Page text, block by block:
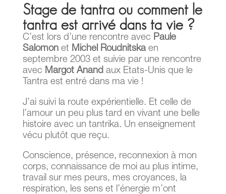
Stage de tantra ou comment le
tantra est arrivé dans ta vie ?
C’est lors d’une rencontre avec Paule
Salomonet Michel Roudnitskaen
septembre 2003 et suivie par une rencontre
avec Margot Anand aux Etats-Unis que le
Tantra est entré dans ma vie !
J’ai suivi la route expérientielle. Et celle de
l’amour un peu plus tard en vivant une belle
histoire avec un tantrika. Un enseignement
vécu plutôt que reçu.
Conscience, présence, reconnexion à mon
corps, connaissance de moi au plus intime,
travail sur mes peurs, mes croyances, la
respiration, les sens et l’énergie m’ont